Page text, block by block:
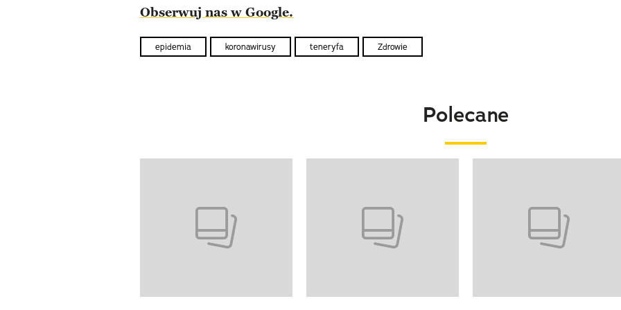
Obserwuj nas w Google.
epidemia koronawirusy teneryfa Zdrowie
Polecane
previous element